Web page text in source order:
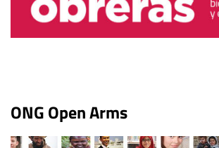
ONG Open Arms